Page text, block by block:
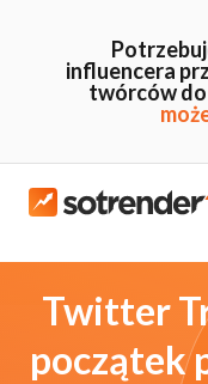
influencera
twórców do
Twitter
początek